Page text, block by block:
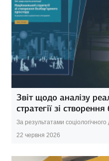
Звіт щодо аналізу
стратегії зі
За результатами
22 червня 2026